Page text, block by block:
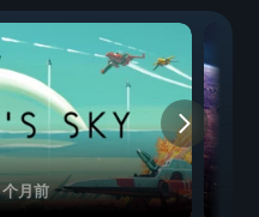
个月前